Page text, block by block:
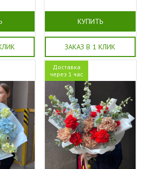
КУПИТЬ
ЗАКАЗ В 1 КЛИК
Доставка
через 1 час